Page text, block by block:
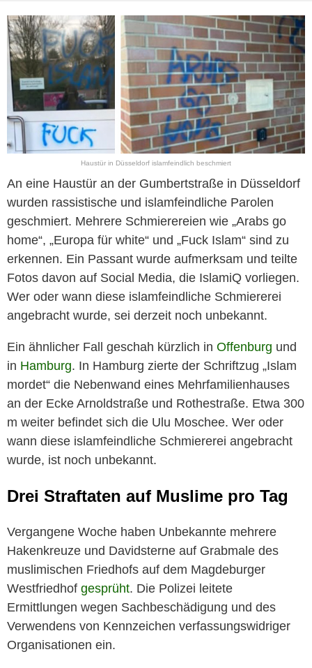
Haustür in Düsseldorf islamfeindlich beschmiert
An eine Haustür an der Gumbertstraße in Düsseldorf
wurden rassistische und islamfeindliche Parolen
geschmiert. Mehrere Schmierereien wie „Arabs go
home“, „Europa für white“ und „Fuck Islam“ sind zu
erkennen. Ein Passant wurde aufmerksam und teilte
Fotos davon auf Social Media, die IslamiQ vorliegen.
Wer oder wann diese islamfeindliche Schmiererei
angebracht wurde, sei derzeit noch unbekannt.
Ein ähnlicher Fall geschah kürzlich in Offenburg und
in Hamburg. In Hamburg zierte der Schriftzug „Islam
mordet“ die Nebenwand eines Mehrfamilienhauses
an der Ecke Arnoldstraße und Rothestraße. Etwa 300
m weiter befindet sich die Ulu Moschee. Wer oder
wann diese islamfeindliche Schmiererei angebracht
wurde, ist noch unbekannt.
Drei Straftaten auf Muslime pro Tag
Vergangene Woche haben Unbekannte mehrere
Hakenkreuze und Davidsterne auf Grabmale des
muslimischen Friedhofs auf dem Magdeburger
Westfriedhof gesprüht. Die Polizei leitete
Ermittlungen wegen Sachbeschädigung und des
Verwendens von Kennzeichen verfassungswidriger
Organisationen ein.